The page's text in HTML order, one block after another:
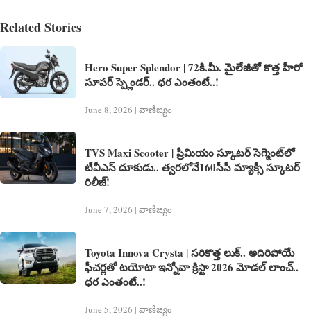
Related Stories
Hero Super Splendor | 72కి.మీ. మైలేజీతో కొత్త హీరో
సూపర్ స్ప్లెండర్.. ధర ఎంతంటే..!
June 8, 2026 | వాణిజ్యం
TVS Maxi Scooter | ప్రీమియం స్కూటర్ సెగ్మెంట్‌‌లో
టీవీఎస్ దూకుడు.. త్వరలోనే160సీసీ మ్యాక్సీ స్కూటర్
రిలీజ్!
June 7, 2026 | వాణిజ్యం
Toyota Innova Crysta | సరికొత్త లుక్.. అదిరిపోయే
ఫీచర్లతో టయోటా ఇన్నోవా క్రిస్టా 2026 మోడల్ లాంచ్..
ధర ఎంతంటే..!
June 5, 2026 | వాణిజ్యం